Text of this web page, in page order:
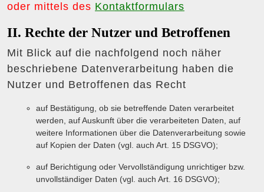
oder mittels des Kontaktformulars
II. Rechte der Nutzer und Betroffenen
Mit Blick auf die nachfolgend noch näher
beschriebene Datenverarbeitung haben die
Nutzer und Betroffenen das Recht
auf Bestätigung, ob sie betreffende Daten verarbeitet
werden, auf Auskunft über die verarbeiteten Daten, auf
weitere Informationen über die Datenverarbeitung sowie
auf Kopien der Daten (vgl. auch Art. 15 DSGVO);
auf Berichtigung oder Vervollständigung unrichtiger bzw.
unvollständiger Daten (vgl. auch Art. 16 DSGVO);